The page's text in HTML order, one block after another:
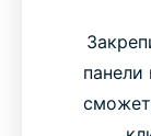
панели